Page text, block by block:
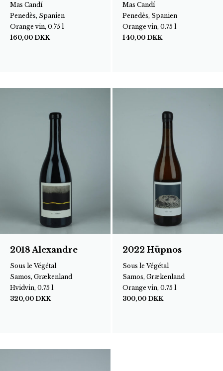
Mas Candí
Penedès, Spanien
Orange vin, 0.75 l
160,00 DKK
Mas Candí
Penedès, Spanien
Orange vin, 0.75 l
140,00 DKK
2018 Alexandre
Sous le Végétal
Samos, Grækenland
Hvidvin, 0.75 l
320,00 DKK
2022 Hüpnos
Sous le Végétal
Samos, Grækenland
Orange vin, 0.75 l
300,00 DKK